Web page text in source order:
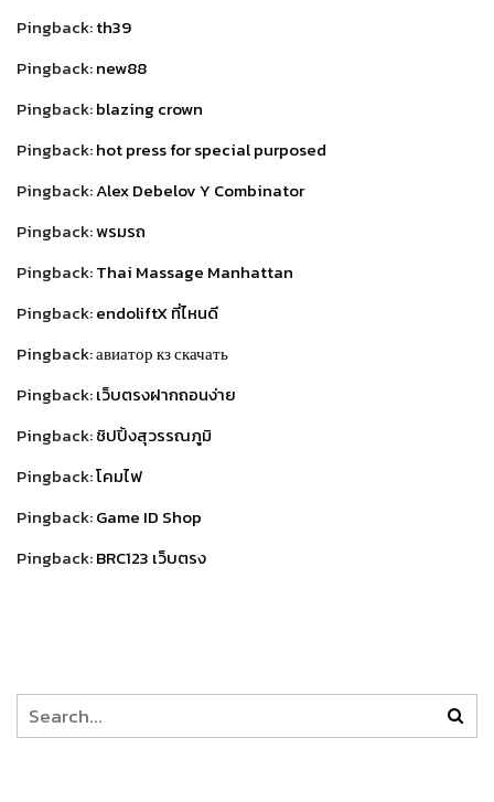
Pingback:th39
Pingback:new88
Pingback:blazing crown
Pingback:hot press for special purposed
Pingback:Alex Debelov Y Combinator
Pingback:พรมรถ
Pingback:Thai Massage Manhattan
Pingback:endoliftX ที่ไหนดี
Pingback:авиатор кз скачать
Pingback:เว็บตรงฝากถอนง่าย
Pingback:ชิปปิ้งสุวรรณภูมิ
Pingback:โคมไฟ
Pingback:Game ID Shop
Pingback:BRC123 เว็บตรง